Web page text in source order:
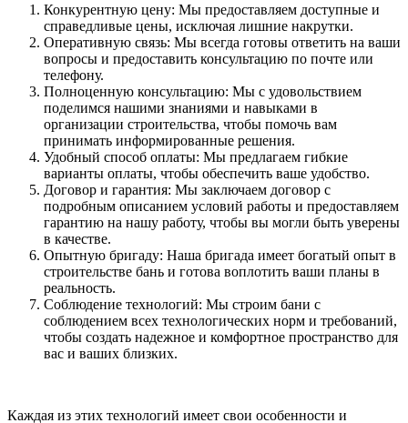
Конкурентную цену: Мы предоставляем доступные и
справедливые цены, исключая лишние накрутки.
Оперативную связь: Мы всегда готовы ответить на ваши
вопросы и предоставить консультацию по почте или
телефону.
Полноценную консультацию: Мы с удовольствием
поделимся нашими знаниями и навыками в
организации строительства, чтобы помочь вам
принимать информированные решения.
Удобный способ оплаты: Мы предлагаем гибкие
варианты оплаты, чтобы обеспечить ваше удобство.
Договор и гарантия: Мы заключаем договор с
подробным описанием условий работы и предоставляем
гарантию на нашу работу, чтобы вы могли быть уверены
в качестве.
Опытную бригаду: Наша бригада имеет богатый опыт в
строительстве бань и готова воплотить ваши планы в
реальность.
Соблюдение технологий: Мы строим бани с
соблюдением всех технологических норм и требований,
чтобы создать надежное и комфортное пространство для
вас и ваших близких.
Каждая из этих технологий имеет свои особенности и